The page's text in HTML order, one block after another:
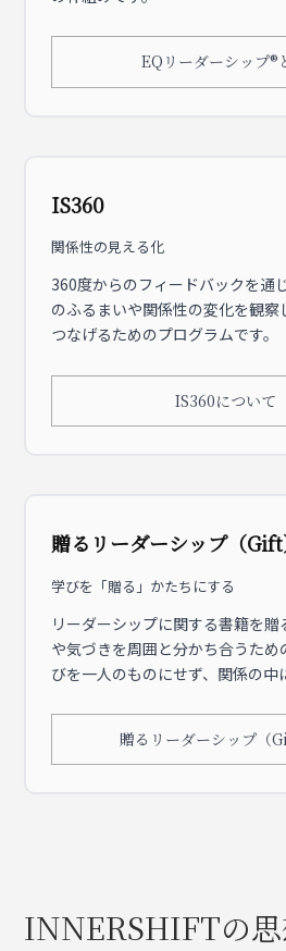
EQリーダーシップ®
IS360
関係性の見える化
360度からのフィードバックを通
のふるまいや関係性の変化を観
つなげるためのプログラムです。
IS360について
贈るリーダーシップ（Gift
学びを「贈る」かたちにする
リーダーシップに関する書籍を
や気づきを周囲と分かち合うため
びを一人のものにせず、関係の中
贈るリーダーシップ（
INNERSHIFTの